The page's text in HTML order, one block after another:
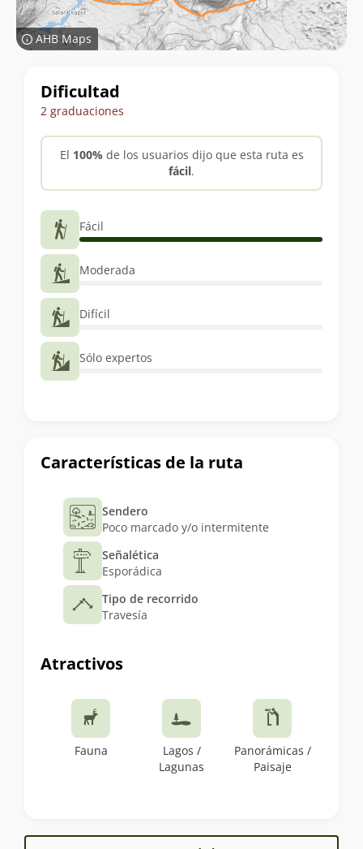
AHB Maps
Datos
del
trekking
Características de la ruta
Sendero
Poco marcado y/o intermitente
Señalética
Esporádica
Tipo de recorrido
Travesía
Atractivos
Fauna
Lagos /
Lagunas
Panorámicas /
Paisaje
Dificultad
2 graduaciones
El 100% de los usuarios dijo que esta ruta es
fácil.
Fácil
Moderada
Difícil
Sólo expertos